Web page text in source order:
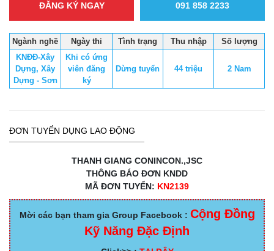
ĐĂNG KÝ NGAY 091 858 2233
Ngành nghề Ngày thi Tình trạng Thu nhập
Số lượng
KNĐĐ-Xây
Dựng, Xây
Dựng - Sơn
Khi có ứng
viên đăng
ký
Dừng tuyển 44 triệu 2 Nam
ĐƠN TUYỂN DỤNG LAO ĐỘNG
THANH GIANG CONINCON.,JSC
THÔNG BÁO ĐƠN KNDD
MÃ ĐƠN TUYỂN: KN2139
Mời các bạn tham gia Group Facebook : Cộng Đồng
Kỹ Năng Đặc Định